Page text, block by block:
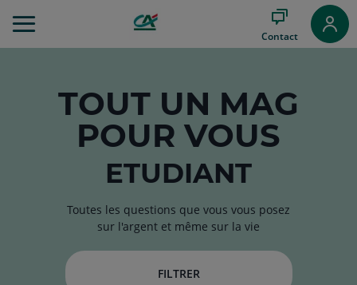
au
Contact
TOUT UN MAG
POUR VOUS
ETUDIANT
Toutes les questions que vous vous posez
sur l'argent et même sur la vie
FILTRER